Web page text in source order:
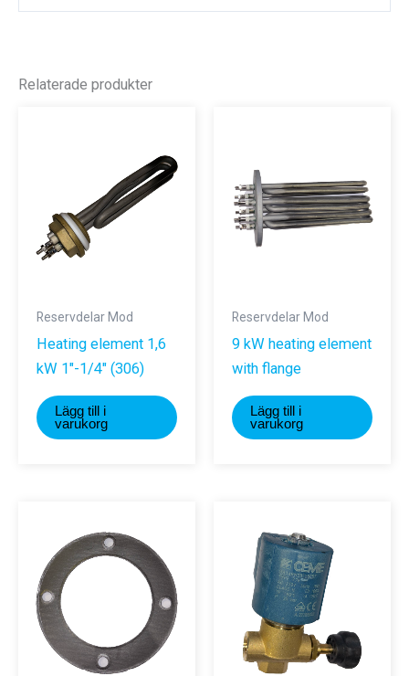
Relaterade produkter
Reservdelar Mod
Heating element 1,6
kW 1″-1/4″ (306)
Lägg till i
varukorg
Reservdelar Mod
9 kW heating element
with flange
Lägg till i
varukorg